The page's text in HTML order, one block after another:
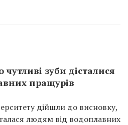
чутливі зуби дісталися
пращурів
дійшли до висновку,
людям від водоплавних